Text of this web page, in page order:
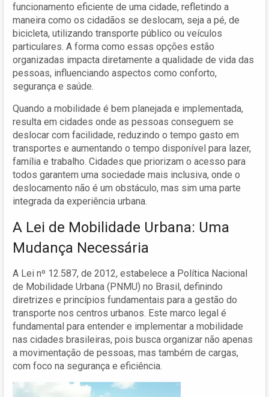
funcionamento eficiente de uma cidade, refletindo a
maneira como os cidadãos se deslocam, seja a pé, de
bicicleta, utilizando transporte público ou veículos
particulares. A forma como essas opções estão
organizadas impacta diretamente a qualidade de vida das
pessoas, influenciando aspectos como conforto,
segurança e saúde.
Quando a mobilidade é bem planejada e implementada,
resulta em cidades onde as pessoas conseguem se
deslocar com facilidade, reduzindo o tempo gasto em
transportes e aumentando o tempo disponível para lazer,
família e trabalho. Cidades que priorizam o acesso para
todos garantem uma sociedade mais inclusiva, onde o
deslocamento não é um obstáculo, mas sim uma parte
integrada da experiência urbana.
A Lei de Mobilidade Urbana: Uma
Mudança Necessária
A Lei nº 12.587, de 2012, estabelece a Política Nacional
de Mobilidade Urbana (PNMU) no Brasil, definindo
diretrizes e princípios fundamentais para a gestão do
transporte nos centros urbanos. Este marco legal é
fundamental para entender e implementar a mobilidade
nas cidades brasileiras, pois busca organizar não apenas
a movimentação de pessoas, mas também de cargas,
com foco na segurança e eficiência.